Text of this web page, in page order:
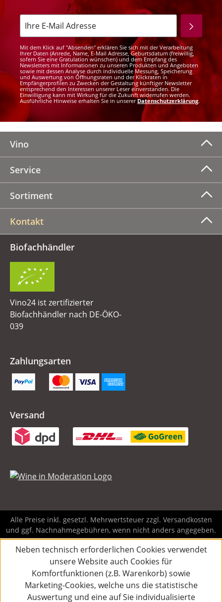
Mit dem Klick auf "Absenden" erklären Sie sich mit der Verarbeitung
Ihrer Daten (Anrede, Name, E-Mail Adresse, Geburtsdatum (freiwillig,
sofern Sie eine Gratulation wünschen) und dem Empfang des
Newsletters mit Informationen zu unseren Produkten und Angeboten
sowie mit dessen Analyse durch individuelle Messung, Speicherung
und Auswertung von Öffnungsraten und der Klickraten in
Empfängerprofilen zu Zwecken der Gestaltung künftiger Newsletter
entsprechend den Interessen unserer Leser einverstanden. Die
Einwilligung kann mit Wirkung für die Zukunft widerrufen werden.
Ausführliche Hinweise erhalten Sie in unsererDatenschutzerklärung.
Vino
Service
Sortiment
Kontakt
Biofachhändler
Vino24 ist zertifizierter
Biofachhändler nach DE-ÖKO-
039
Zahlungsarten
Versand
Alle Preise inkl. gesetzl. Mehrwertsteuer zzgl. Versandkosten
und ggf. Nachnahmegebühren, wenn nicht anders angegeben.
Neben technisch erforderlichen Cookies verwendet
unsere Website auch Cookies für
Komfortfunktionen (z.B. Warenkorb) sowie
Marketing-Cookies, welche uns die statistische
Auswertung und eine auf Sie individualisierte